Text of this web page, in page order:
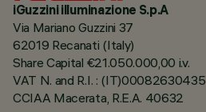
iGuzzini illuminazione S.p.A
Via Mariano Guzzini 37
62019 Recanati (Italy)
Share Capital €21.050.000,00 i.v.
VAT N. and R.I. : (IT)00082630435
CCIAA Macerata, R.E.A. 40632